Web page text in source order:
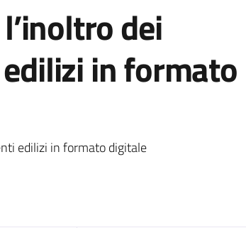
dei
in formato
edilizi in formato digitale